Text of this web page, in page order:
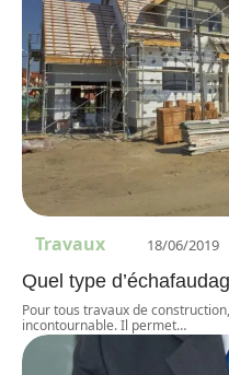
Travaux 18/06/2019
Quel type
Pour tous travaux de
incontournable. Il permet…